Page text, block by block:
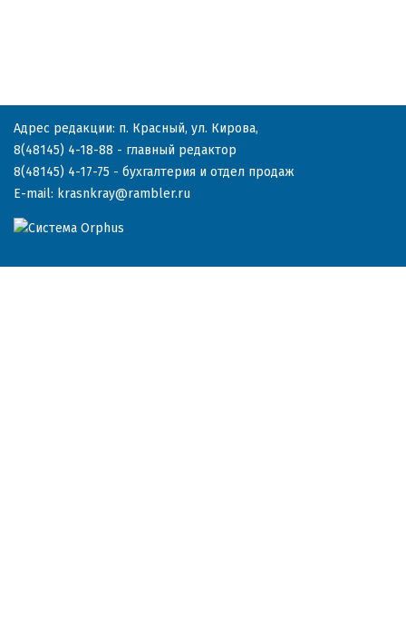
Адрес редакции: п. Красный, ул. Кирова,
8(48145) 4-18-88 - главный редактор
8(48145) 4-17-75 - бухгалтерия и отдел продаж
E-mail: krasnkray@rambler.ru